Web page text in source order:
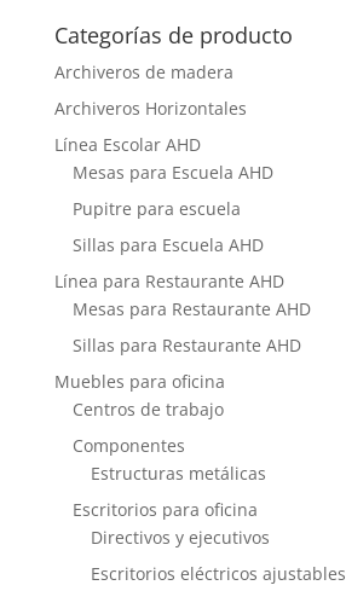
Categorías de producto
Archiveros de madera
Archiveros Horizontales
Línea Escolar AHD
Mesas para Escuela AHD
Pupitre para escuela
Sillas para Escuela AHD
Línea para Restaurante AHD
Mesas para Restaurante AHD
Sillas para Restaurante AHD
Muebles para oficina
Centros de trabajo
Componentes
Estructuras metálicas
Escritorios para oficina
Directivos y ejecutivos
Escritorios eléctricos ajustables